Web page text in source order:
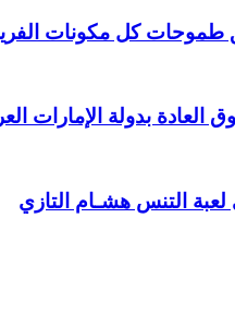
كل مكونات
بدولة الإمارات
التنس هشـام التازي